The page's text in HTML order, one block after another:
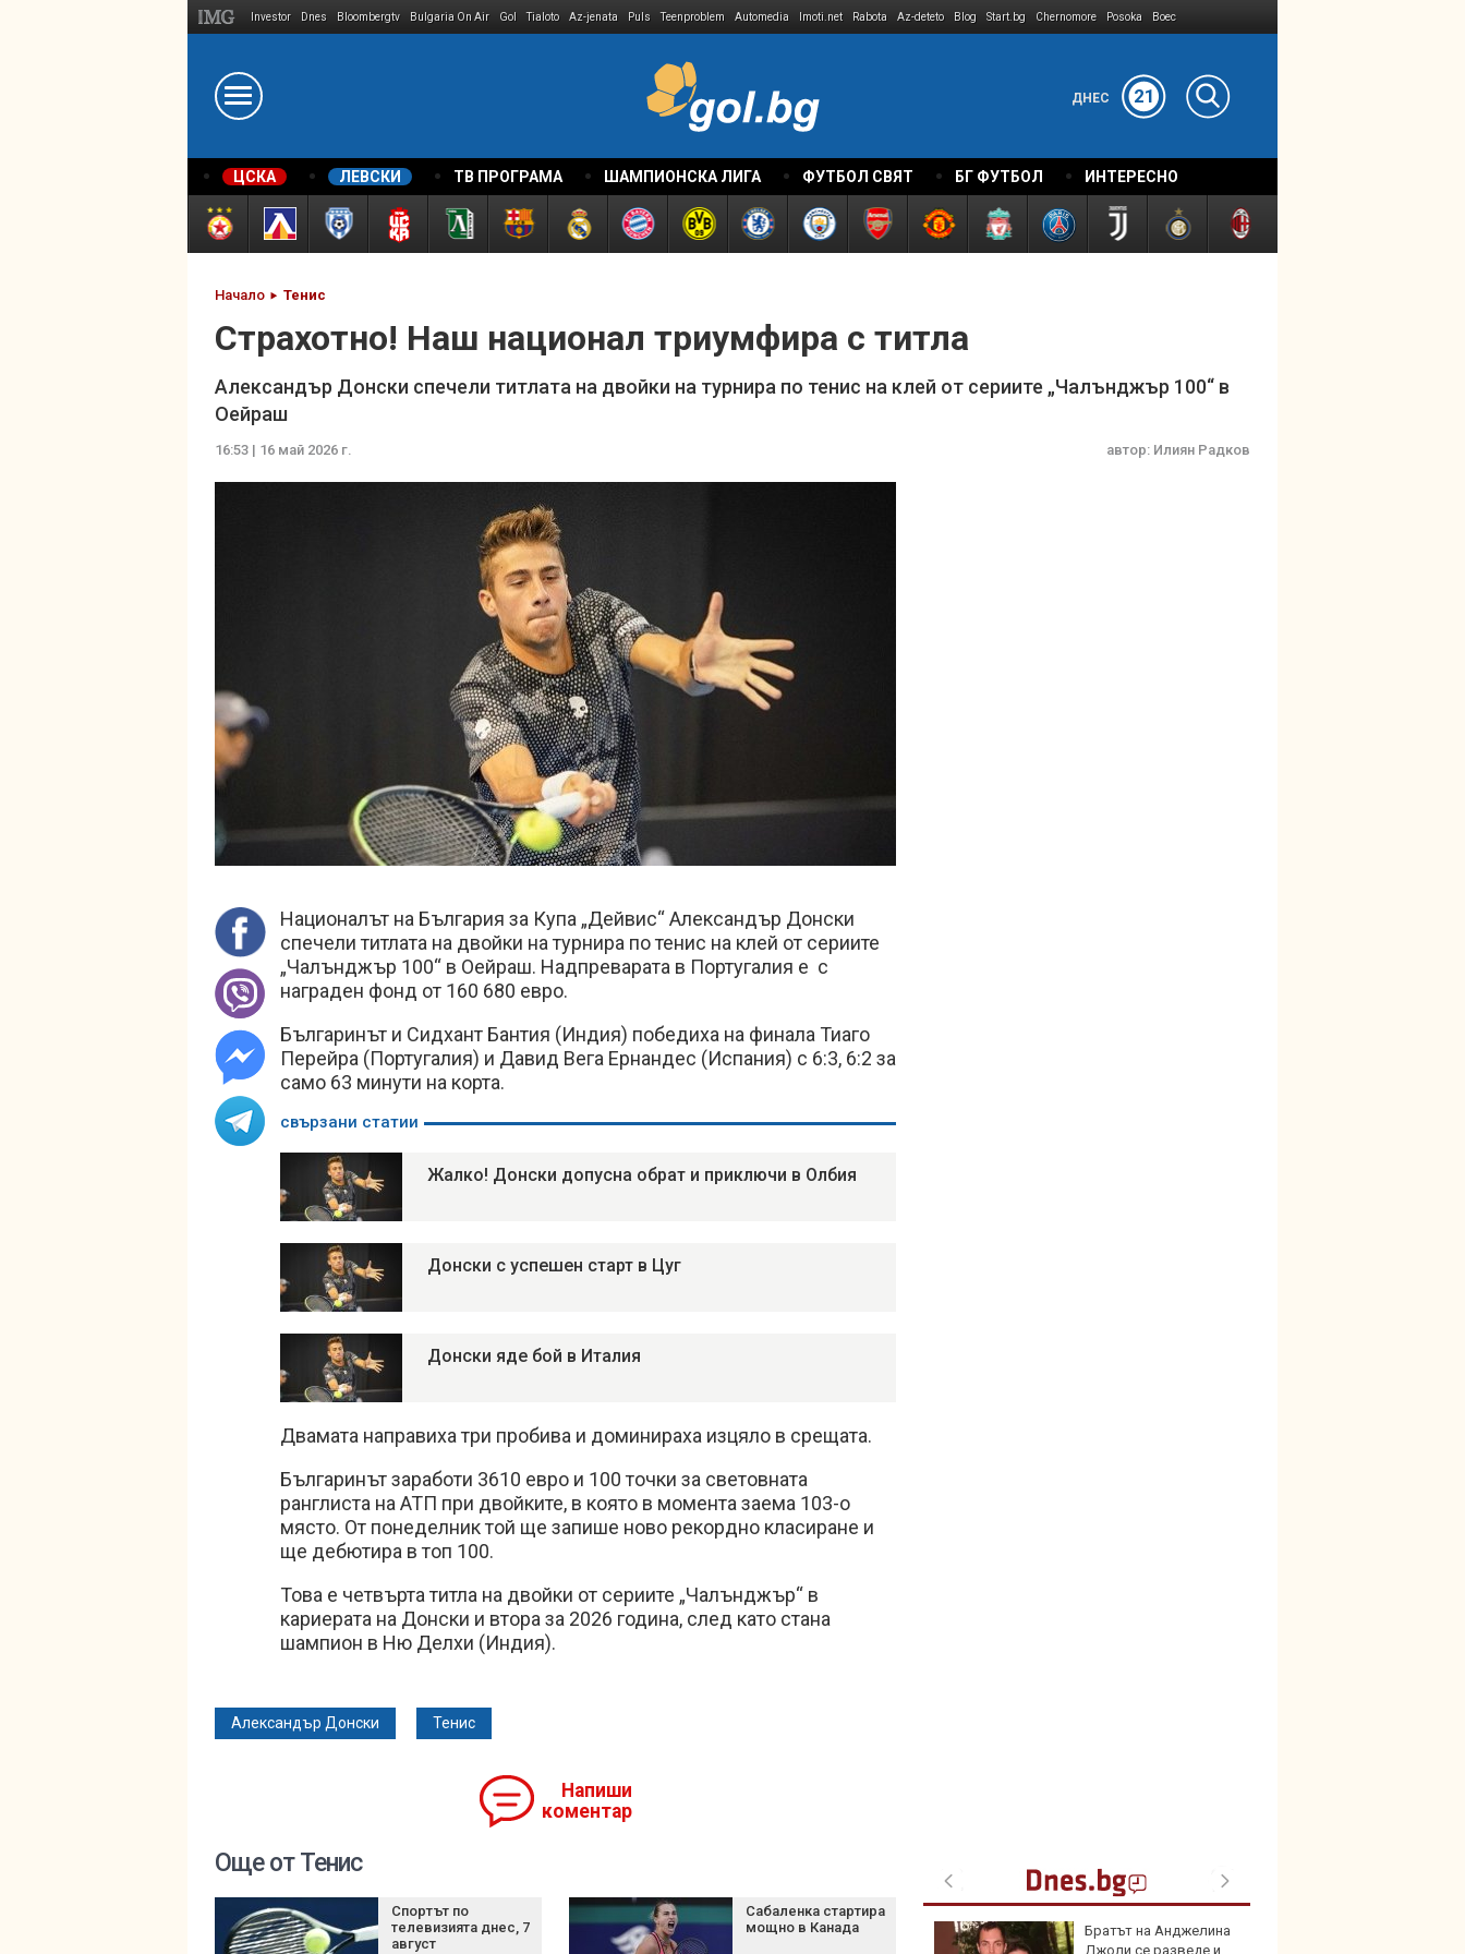
Investor Dnes Bloombergtv Bulgaria On Air Gol Tialoto Az-jenata Puls Teenproblem Automedia Imoti.net Rabota Az-deteto Blog Start.bg Chernomore Posoka Boec
ДНЕС 21
ЦСКА ЛЕВСКИ ТВ ПРОГРАМА ШАМПИОНСКА ЛИГА ФУТБОЛ СВЯТ БГ ФУТБОЛ ИНТЕРЕСНО
Начало Тенис
Страхотно! Наш национал триумфира с титла
Александър Донски спечели титлата на двойки на турнира по тенис на клей от сериите „Чалънджър 100“ в
Оейраш
16:53 | 16 май 2026 г. автор: Илиян Радков
Националът на България за Купа „Дейвис“ Александър Донски
спечели титлата на двойки на турнира по тенис на клей от сериите
„Чалънджър 100“ в Оейраш. Надпреварата в Португалия е с
награден фонд от 160 680 евро.
Българинът и Сидхант Бантия (Индия) победиха на финала Тиаго
Перейра (Португалия) и Давид Вега Ернандес (Испания) с 6:3, 6:2 за
само 63 минути на корта.
свързани статии
Жалко! Донски допусна обрат и приключи в Олбия
Донски с успешен старт в Цуг
Донски яде бой в Италия
Двамата направиха три пробива и доминираха изцяло в срещата.
Българинът заработи 3610 евро и 100 точки за световната
ранглиста на АТП при двойките, в която в момента заема 103-о
място. От понеделник той ще запише ново рекордно класиране и
ще дебютира в топ 100.
Това е четвърта титла на двойки от сериите „Чалънджър“ в
кариерата на Донски и втора за 2026 година, след като стана
шампион в Ню Делхи (Индия).
Александър Донски Тенис
Напиши
коментар
Още от Тенис
Спортът по
телевизията днес, 7
август
Сабаленка стартира
мощно в Канада
В "България сутрин" на
Братът на Анджелина
Джоли се разведе и